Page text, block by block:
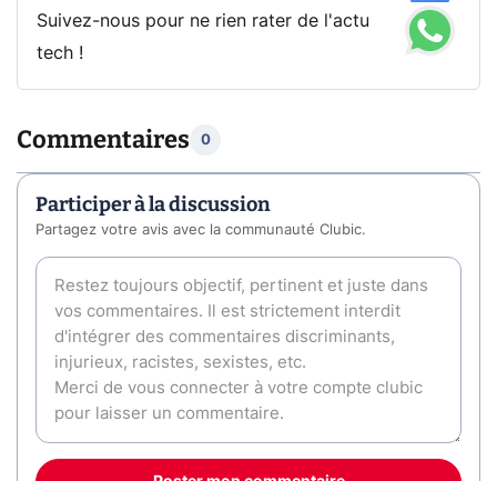
Suivez-nous pour ne rien rater de l'actu
tech !
Commentaires 0
Participer à la discussion
Partagez votre avis avec la communauté Clubic.